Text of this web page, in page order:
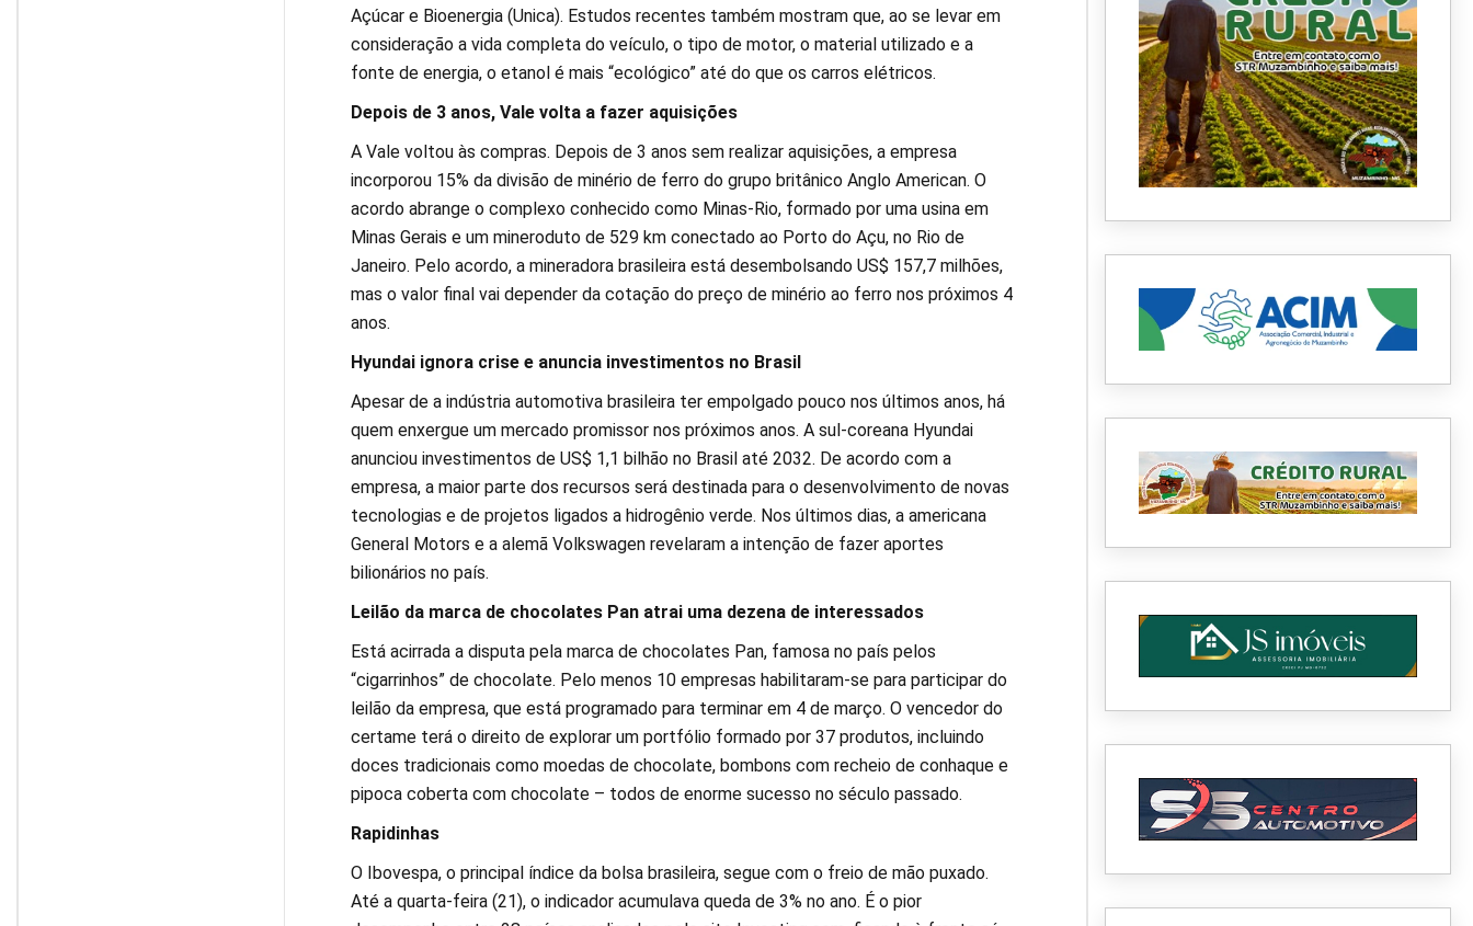
Açúcar e Bioenergia (Unica). Estudos recentes também mostram que, ao se levar em
consideração a vida completa do veículo, o tipo de motor, o material utilizado e a
fonte de energia, o etanol é mais “ecológico” até do que os carros elétricos.
Depois de 3 anos, Vale volta a fazer aquisições
A Vale voltou às compras. Depois de 3 anos sem realizar aquisições, a empresa
incorporou 15% da divisão de minério de ferro do grupo britânico Anglo American. O
acordo abrange o complexo conhecido como Minas-Rio, formado por uma usina em
Minas Gerais e um mineroduto de 529 km conectado ao Porto do Açu, no Rio de
Janeiro. Pelo acordo, a mineradora brasileira está desembolsando US$ 157,7 milhões,
mas o valor final vai depender da cotação do preço de minério ao ferro nos próximos 4
anos.
Hyundai ignora crise e anuncia investimentos no Brasil
Apesar de a indústria automotiva brasileira ter empolgado pouco nos últimos anos, há
quem enxergue um mercado promissor nos próximos anos. A sul-coreana Hyundai
anunciou investimentos de US$ 1,1 bilhão no Brasil até 2032. De acordo com a
empresa, a maior parte dos recursos será destinada para o desenvolvimento de novas
tecnologias e de projetos ligados a hidrogênio verde. Nos últimos dias, a americana
General Motors e a alemã Volkswagen revelaram a intenção de fazer aportes
bilionários no país.
Leilão da marca de chocolates Pan atrai uma dezena de interessados
Está acirrada a disputa pela marca de chocolates Pan, famosa no país pelos
“cigarrinhos” de chocolate. Pelo menos 10 empresas habilitaram-se para participar do
leilão da empresa, que está programado para terminar em 4 de março. O vencedor do
certame terá o direito de explorar um portfólio formado por 37 produtos, incluindo
doces tradicionais como moedas de chocolate, bombons com recheio de conhaque e
pipoca coberta com chocolate – todos de enorme sucesso no século passado.
Rapidinhas
O Ibovespa, o principal índice da bolsa brasileira, segue com o freio de mão puxado.
Até a quarta-feira (21), o indicador acumulava queda de 3% no ano. É o pior